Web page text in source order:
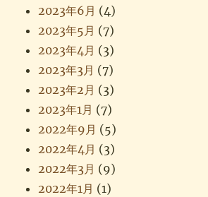
2023年6月 (4)
2023年5月 (7)
2023年4月 (3)
2023年3月 (7)
2023年2月 (3)
2023年1月 (7)
2022年9月 (5)
2022年4月 (3)
2022年3月 (9)
2022年1月 (1)